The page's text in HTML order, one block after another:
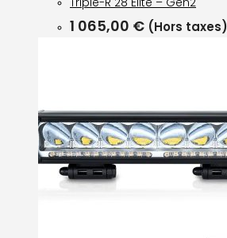
1 065,00 € (Hors taxes)